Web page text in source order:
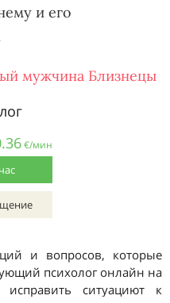
и его
мужчина Близнецы